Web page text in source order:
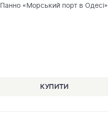
Панно «Морський порт в Одесі»